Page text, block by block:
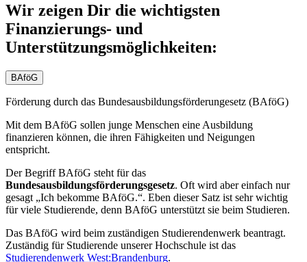
Wir zeigen Dir die wichtigsten
Finanzierungs- und
Unterstützungsmöglichkeiten:
BAföG
Förderung durch das Bundesausbildungsförderungesetz (BAföG)
Mit dem BAföG sollen junge Menschen eine Ausbildung
finanzieren können, die ihren Fähigkeiten und Neigungen
entspricht.
Der Begriff BAföG steht für das
Bundesausbildungsförderungsgesetz. Oft wird aber einfach nur
gesagt „Ich bekomme BAföG.“. Eben dieser Satz ist sehr wichtig
für viele Studierende, denn BAföG unterstützt sie beim Studieren.
Das BAföG wird beim zuständigen Studierendenwerk beantragt.
Zuständig für Studierende unserer Hochschule ist das
Studierendenwerk West:Brandenburg.